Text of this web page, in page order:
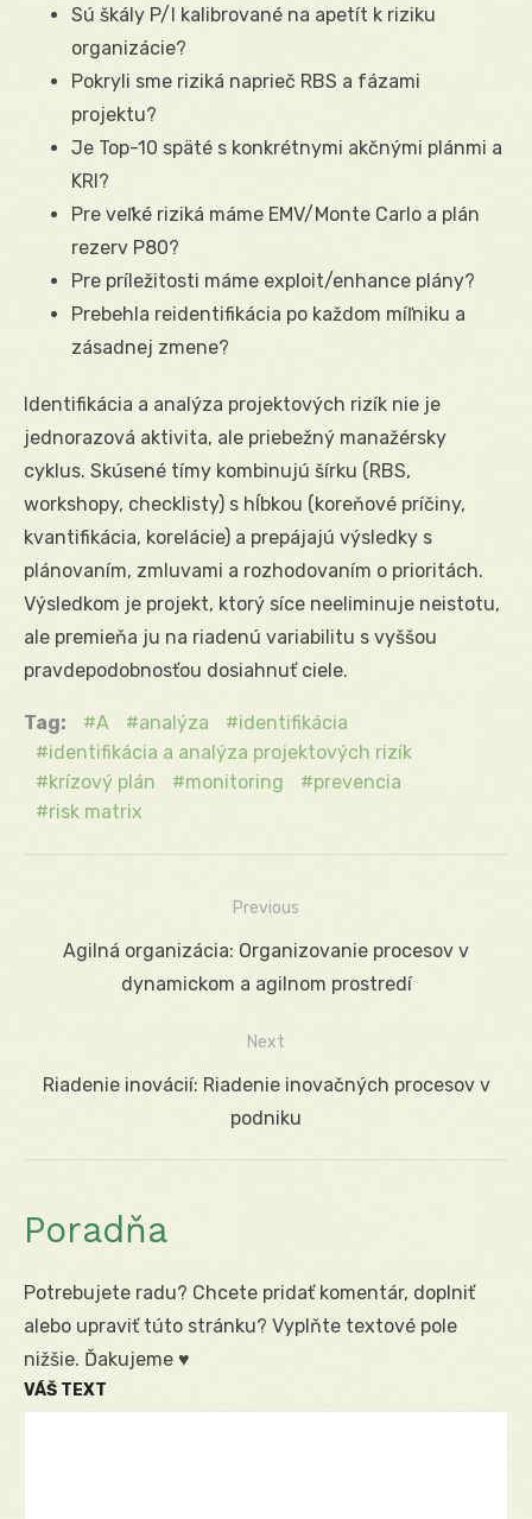
Sú škály P/I kalibrované na apetít k riziku
organizácie?
Pokryli sme riziká naprieč RBS a fázami
projektu?
Je Top-10 späté s konkrétnymi akčnými plánmi a
KRI?
Pre veľké riziká máme EMV/Monte Carlo a plán
rezerv P80?
Pre príležitosti máme exploit/enhance plány?
Prebehla reidentifikácia po každom míľniku a
zásadnej zmene?
Identifikácia a analýza projektových rizík nie je
jednorazová aktivita, ale priebežný manažérsky
cyklus. Skúsené tímy kombinujú šírku (RBS,
workshopy, checklisty) s hĺbkou (koreňové príčiny,
kvantifikácia, korelácie) a prepájajú výsledky s
plánovaním, zmluvami a rozhodovaním o prioritách.
Výsledkom je projekt, ktorý síce neeliminuje neistotu,
ale premieňa ju na riadenú variabilitu s vyššou
pravdepodobnosťou dosiahnuť ciele.
Tag: A analýza
identifikácia
identifikácia a analýza projektových rizík
krízový plán
monitoring
prevencia
risk matrix
Navigácia
Previous
Previous
Agilná organizácia: Organizovanie procesov v
dynamickom a agilnom prostredí
Next
Next
Riadenie inovácií: Riadenie inovačných procesov v
podniku
Poradňa
Potrebujete radu? Chcete pridať komentár, doplniť
alebo upraviť túto stránku? Vyplňte textové pole
nižšie. Ďakujeme ♥
VÁŠ TEXT